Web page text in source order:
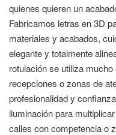
quienes quieren un
Fabricamos letras en 3D
materiales y acabados,
elegante y totalmente
rotulación se utiliza
recepciones o zonas de
profesionalidad y
iluminación para
calles con competencia o